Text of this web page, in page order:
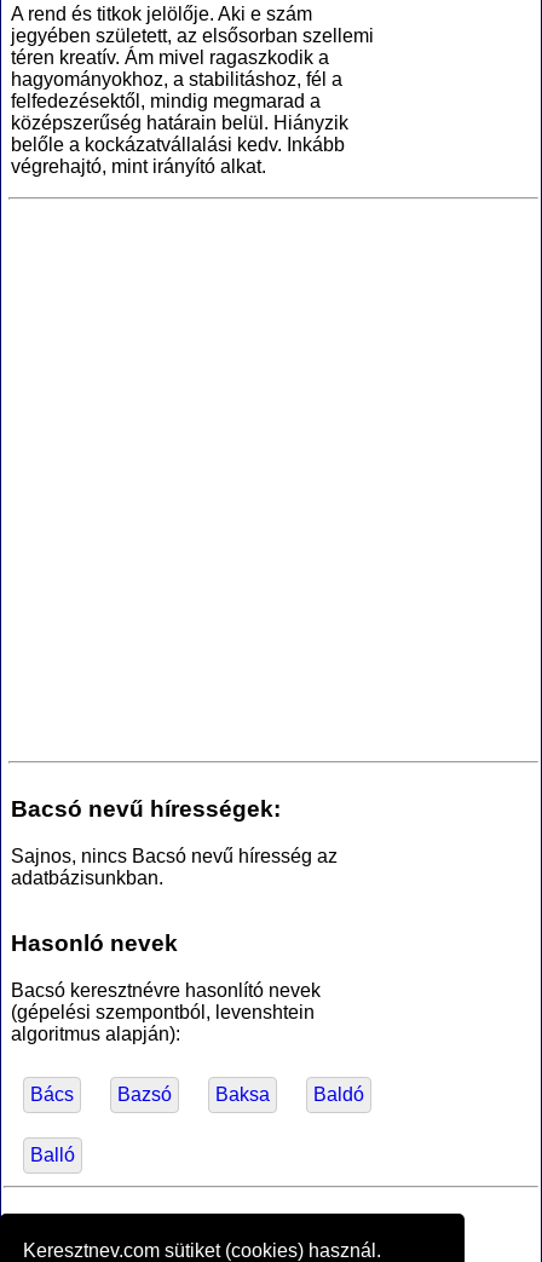
Keresztnev.com sütiket (cookies) használ.
A rend és titkok jelölője. Aki e szám
jegyében született, az elsősorban szellemi
téren kreatív. Ám mivel ragaszkodik a
hagyományokhoz, a stabilitáshoz, fél a
felfedezésektől, mindig megmarad a
középszerűség határain belül. Hiányzik
belőle a kockázatvállalási kedv. Inkább
végrehajtó, mint irányító alkat.
Bacsó nevű hírességek:
Sajnos, nincs Bacsó nevű híresség az
adatbázisunkban.
Hasonló nevek
Bacsó keresztnévre hasonlító nevek
(gépelési szempontból, levenshtein
algoritmus alapján):
Bács Bazsó Baksa Baldó
Balló